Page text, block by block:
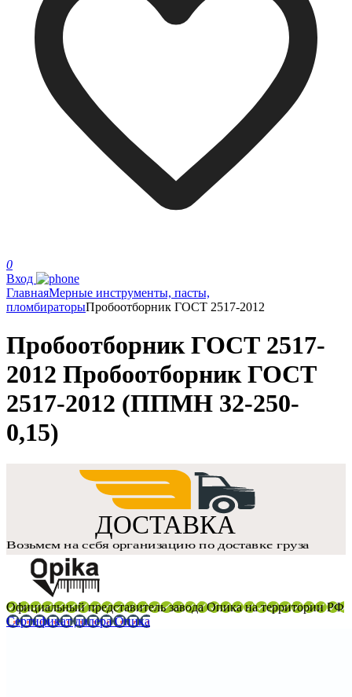
0
Вход
ГлавнаяМерные инструменты, пасты,
пломбираторыПробоотборник ГОСТ 2517-2012
Пробоотборник ГОСТ 2517-
2012 Пробоотборник ГОСТ
2517-2012 (ППМН 32-250-
0,15)
Официальный представитель завода Опика на территории РФ
Сертификат дилера Опика